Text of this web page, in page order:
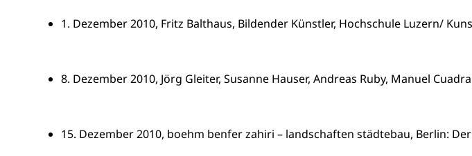
1. Dezember 2010, Fritz Balthaus, Bildender Künstler, Hochschule Luzern/
8. Dezember 2010, Jörg Gleiter, Susanne Hauser, Andreas Ruby, Manuel
15. Dezember 2010, boehm benfer zahiri – landschaften städtebau, Berlin: